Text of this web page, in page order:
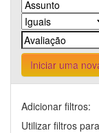
Iniciar uma
Adicionar filtros:
Utilizar filtros